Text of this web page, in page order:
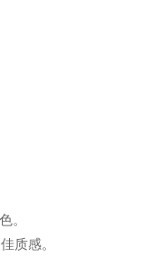
。
质感。